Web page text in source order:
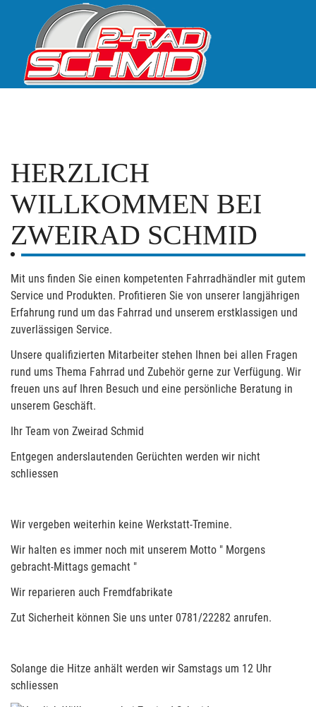
HERZLICH
WILLKOMMEN BEI
ZWEIRAD SCHMID
Mit uns finden Sie einen kompetenten Fahrradhändler mit gutem
Service und Produkten. Profitieren Sie von unserer langjährigen
Erfahrung rund um das Fahrrad und unserem erstklassigen und
zuverlässigen Service.
Unsere qualifizierten Mitarbeiter stehen Ihnen bei allen Fragen
rund ums Thema Fahrrad und Zubehör gerne zur Verfügung. Wir
freuen uns auf Ihren Besuch und eine persönliche Beratung in
unserem Geschäft.
Ihr Team von Zweirad Schmid
Entgegen anderslautenden Gerüchten werden wir nicht
schliessen
Wir vergeben weiterhin keine Werkstatt-Tremine.
Wir halten es immer noch mit unserem Motto " Morgens
gebracht-Mittags gemacht "
Wir reparieren auch Fremdfabrikate
Zut Sicherheit können Sie uns unter 0781/22282 anrufen.
Solange die Hitze anhält werden wir Samstags um 12 Uhr
schliessen